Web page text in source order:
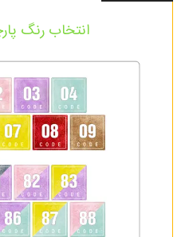
انتخاب رنگ